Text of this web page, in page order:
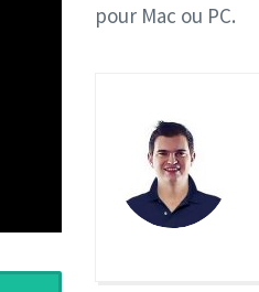
pour Mac ou PC.